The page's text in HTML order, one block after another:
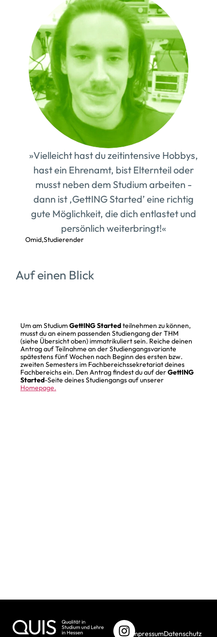
»Vielleicht hast du zeitintensive Hobbys,
hast ein Ehrenamt, bist Elternteil oder
musst neben dem Studium arbeiten -
dann ist ‚GettING Started’ eine richtig
gute Möglichkeit, die dich entlastet und
persönlich weiterbringt!«
Omid,Studierender
Auf einen Blick
Um am StudiumGettING Startedteilnehmen zu können,
musst du an einem passenden Studiengang der THM
(siehe Übersicht oben) immatrikuliert sein. Reiche deinen
Antrag auf Teilnahme an der Studiengangsvariante
spätestens fünf Wochen nach Beginn des ersten bzw.
zweiten Semesters im Fachbereichssekretariat deines
Fachbereichs ein. Den Antrag findest du auf derGettING
Started-Seite deines Studiengangs auf unserer
Homepage.
ImpressumDatenschutz